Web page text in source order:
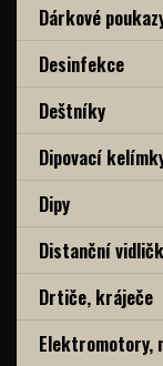
Dárkové
Desinfekce
Deštníky
Dipovací
Dipy
Distanční
Drtiče, kráječe
Elektromotory,